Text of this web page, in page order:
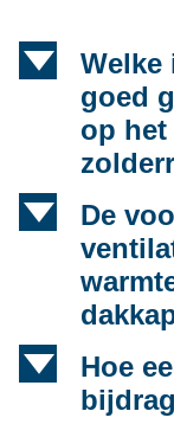
d
Welke
goed
op
d
De
d
Hoe